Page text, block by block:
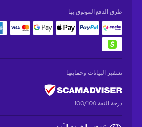
طرق الدفع الموثوق بها
تشفير البيانات وحمايتها
درجة الثقة 100/100